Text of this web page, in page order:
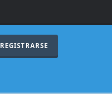
REGISTRARSE